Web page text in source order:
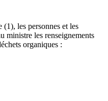
les personnes et les
ministre les renseignements
organiques :